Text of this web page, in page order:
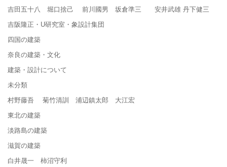
吉田五十八 堀口捨己 前川國男 坂倉準三 安井武雄 丹下健三
吉阪隆正・U研究室・象設計集団
四国の建築
奈良の建築・文化
建築・設計について
未分類
村野藤吾 菊竹清訓 浦辺鎮太郎 大江宏
東北の建築
淡路島の建築
滋賀の建築
白井晟一 柿沼守利